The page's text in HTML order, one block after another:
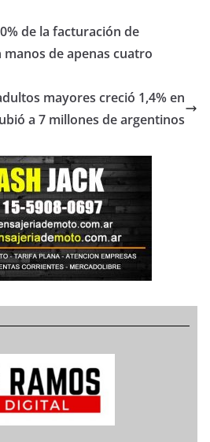
de la facturación de
de apenas cuatro
mayores creció 1,4% en
a 7 millones de argentinos